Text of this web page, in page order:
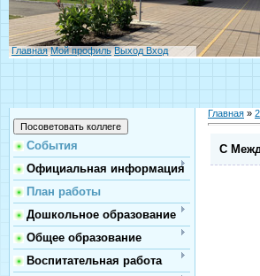
Главная Мой профиль Выход Вход
События
Официальная информация
План работы
Дошкольное образование
Общее образование
Воспитательная работа
Главная »
С